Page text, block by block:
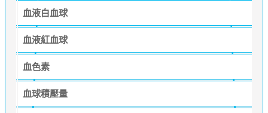
血液白血球
血液紅血球
血色素
血球積壓量